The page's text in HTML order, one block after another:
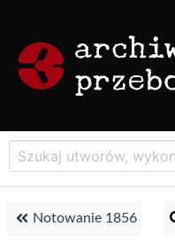
Notowanie 1856